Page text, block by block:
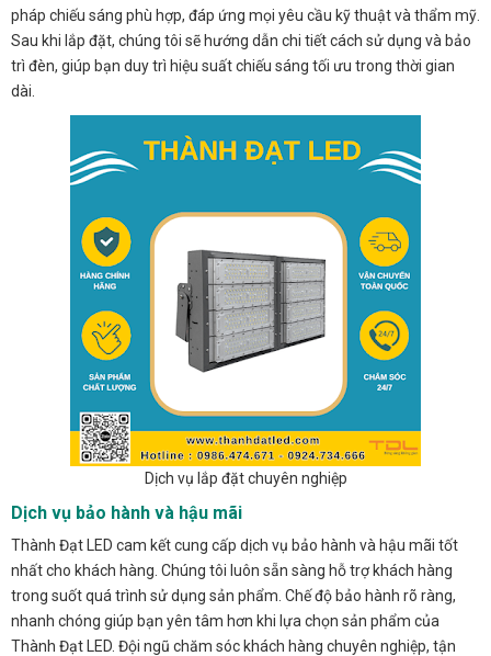
pháp chiếu sáng phù hợp, đáp ứng mọi yêu cầu kỹ thuật và thẩm mỹ.
Sau khi lắp đặt, chúng tôi sẽ hướng dẫn chi tiết cách sử dụng và bảo
trì đèn, giúp bạn duy trì hiệu suất chiếu sáng tối ưu trong thời gian
dài.
Dịch vụ lắp đặt chuyên nghiệp
Dịch vụ bảo hành và hậu mãi
Thành Đạt LED cam kết cung cấp dịch vụ bảo hành và hậu mãi tốt
nhất cho khách hàng. Chúng tôi luôn sẵn sàng hỗ trợ khách hàng
trong suốt quá trình sử dụng sản phẩm. Chế độ bảo hành rõ ràng,
nhanh chóng giúp bạn yên tâm hơn khi lựa chọn sản phẩm của
Thành Đạt LED. Đội ngũ chăm sóc khách hàng chuyên nghiệp, tận